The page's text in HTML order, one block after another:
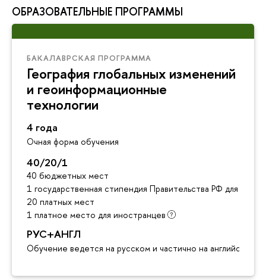
ОБРАЗОВАТЕЛЬНЫЕ ПРОГРАММЫ
БАКАЛАВРСКАЯ ПРОГРАММА
География глобальных изменений
и геоинформационные
технологии
4 года
Очная форма обучения
40/20/1
40 бюджетных мест
1 государственная стипендия Правительства РФ для
20 платных мест
1 платное место для иностранцев
РУС+АНГЛ
Обучение ведется на русском и частично на английском